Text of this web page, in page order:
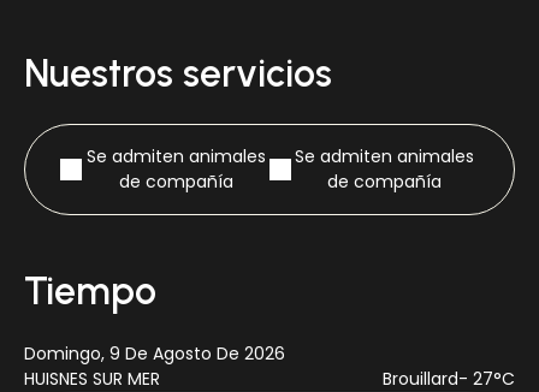
Nuestros servicios
Se admiten animales
de compañía
Se admiten animales
de compañía
Tiempo
Domingo, 9 De Agosto De 2026
HUISNES SUR MER
Brouillard- 27°C